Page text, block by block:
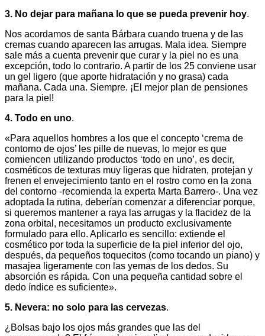
3. No dejar para mañana lo que se pueda prevenir hoy.
Nos acordamos de santa Bárbara cuando truena y de las
cremas cuando aparecen las arrugas. Mala idea. Siempre
sale más a cuenta prevenir que curar y la piel no es una
excepción, todo lo contrario. A partir de los 25 conviene usar
un gel ligero (que aporte hidratación y no grasa) cada
mañana. Cada una. Siempre. ¡El mejor plan de pensiones
para la piel!
4. Todo en uno.
«Para aquellos hombres a los que el concepto ‘crema de
contorno de ojos’ les pille de nuevas, lo mejor es que
comiencen utilizando productos ‘todo en uno’, es decir,
cosméticos de texturas muy ligeras que hidraten, protejan y
frenen el envejecimiento tanto en el rostro como en la zona
del contorno -recomienda la experta Marta Barrero-. Una vez
adoptada la rutina, deberían comenzar a diferenciar porque,
si queremos mantener a raya las arrugas y la flacidez de la
zona orbital, necesitamos un producto exclusivamente
formulado para ello. Aplicarlo es sencillo: extiende el
cosmético por toda la superficie de la piel inferior del ojo,
después, da pequeños toquecitos (como tocando un piano) y
masajea ligeramente con las yemas de los dedos. Su
absorción es rápida. Con una pequeña cantidad sobre el
dedo índice es suficiente».
5. Nevera: no solo para las cervezas.
¿Bolsas bajo los ojos más grandes que las del